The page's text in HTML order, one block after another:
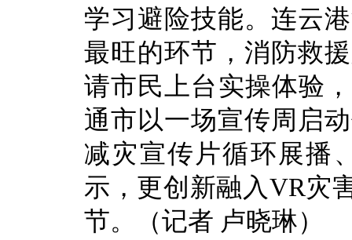
学习避险技能。连云
最旺的环节，消防救
请市民上台实操体验
通市以一场宣传周启
减灾宣传片循环展播
示，更创新融入VR灾
节。（记者 卢晓琳）